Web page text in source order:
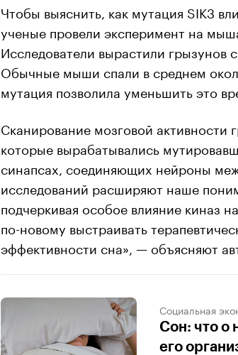
Чтобы выяснить, как мутация SIK3
ученые провели эксперимент на
Исследователи вырастили грызунов
Обычные мыши спали в среднем
мутация позволила уменьшить это
Сканирование мозговой активности
которые вырабатывались
синапсах, соединяющих нейроны
исследований расширяют наше
подчеркивая особое влияние киназ
по-новому выстраивать
эффективности сна», — объясняют
Социальная
Сон: что о
его